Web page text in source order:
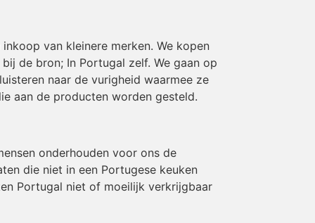
van kleinere merken. We kopen
de bron; In Portugal zelf. We gaan op
naar de vurigheid waarmee ze
aan de producten worden gesteld.
onderhouden voor ons de
die niet in een Portugese keuken
Portugal niet of moeilijk verkrijgbaar